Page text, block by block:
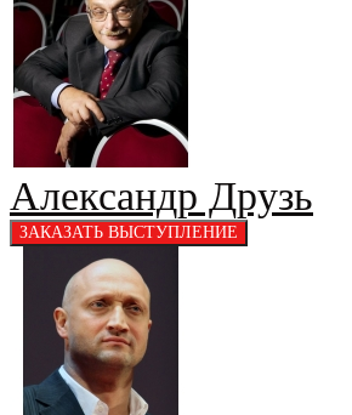
Александр Друзь